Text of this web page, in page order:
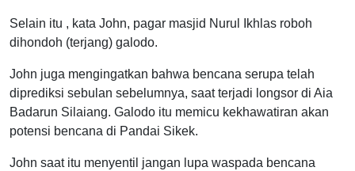
Selain itu , kata John, pagar masjid Nurul Ikhlas roboh
dihondoh (terjang) galodo.
John juga mengingatkan bahwa bencana serupa telah
diprediksi sebulan sebelumnya, saat terjadi longsor di Aia
Badarun Silaiang. Galodo itu memicu kekhawatiran akan
potensi bencana di Pandai Sikek.
John saat itu menyentil jangan lupa waspada bencana